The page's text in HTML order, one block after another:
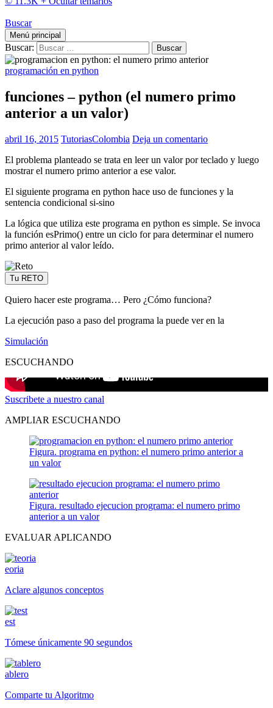
Buscar
Menú principal
Buscar:
programación en python
funciones – python (el numero primo
anterior a un valor)
abril 16, 2015 TutoriasColombia Deja un comentario
El problema planteado se trata en leer un valor por teclado y luego
mostrar el numero primo anterior a ese valor.
El siguiente programa en python hace uso de funciones y la
sentencia condicional si-sino
La lógica que utiliza este programa en python es simple. Se invoca
la función esPrimo() entre un ciclo for para determinar el numero
primo anterior al valor leído.
Tu RETO
Quiero hacer este programa… Pero ¿Cómo funciona?
La ejecución paso a paso del programa la puede ver en la
Simulación
ESCUCHANDO
Suscribete a nuestro canal
AMPLIAR ESCUCHANDO
Figura. programa en python: el numero primo anterior a
un valor
Figura. resultado ejecucion programa: el numero primo
anterior a un valor
EVALUAR APLICANDO
eoria
Aclare algunos conceptos
est
Tómese únicamente 90 segundos
ablero
Comparte tu Algoritmo